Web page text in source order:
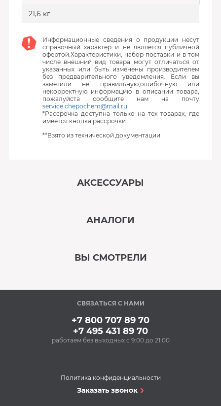
21,6 кг
Информационные сведения о продукции несут
справочный характер и не является публичной
офертой.Характеристики, набор поставки и в том
числе внешний вид товара могут отличаться от
указанных или быть изменены производителем
без предварительного уведомления. Если вы
заметили не правильную,ошибочную или
некорректную информацию в описании товара,
пожалуйста сообщите нам на почту
service.chepochem@mail.ru
*Рассрочка доступна только на тех товарах, где
имеется кнопка рассрочки
**Взято из технической документации
АКСЕССУАРЫ
стали BON BN-175
(500 мл)
348 Р
АНАЛОГИ
Пароварка MIELE DGC
ВЫ СМОТРЕЛИ
В наличии
СВЯЗАТЬСЯ С НАМИ
+7 800 707 89 70
+7 495 431 89 70
работаем без выходных с 9:00 до 21:00
Политика конфиденциальности
Заказать звонок